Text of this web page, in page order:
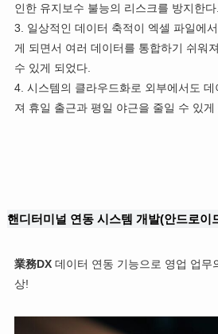
인한 유지보수 불능의 리스크를 방지한다.
3. 일상적인 데이터 축적이 엑셀 파일에
게 되면서 여러 데이터를 통합하기 쉬워
수 있게 되었다.
4. 시스템의 클라우드화로 외부에서도
져 휴일 출근과 평일 야근을 줄일 수 있게
핸디터미널 연동 시스템 개발(안드로이
業務DX데이터 연동 기능으로 영업 업무
상!